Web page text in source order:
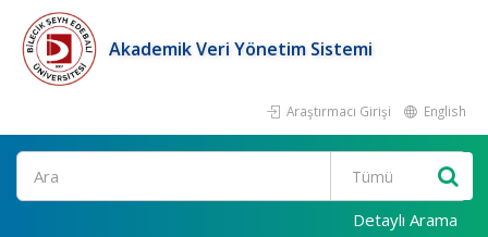
Akademik Veri Yönetim Sistemi
Araştırmacı Girişi English
Ara
Detaylı Arama